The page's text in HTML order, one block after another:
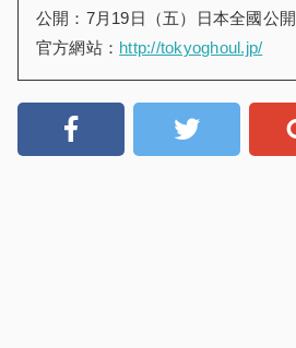
公開：7月19日（五）日本全國公開
官方網站： http://tokyoghoul.jp/